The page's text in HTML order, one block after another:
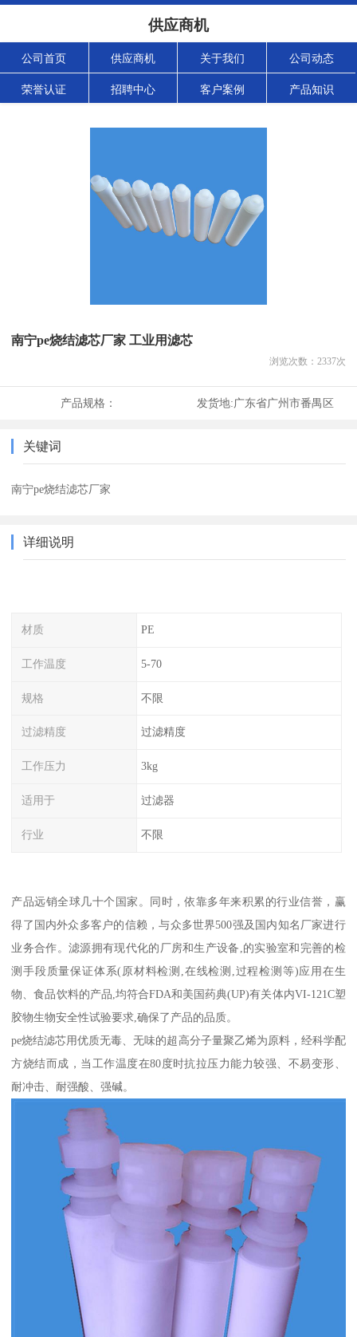
供应商机
公司首页 供应商机 关于我们 公司动态
荣誉认证 招聘中心 客户案例 产品知识
南宁pe烧结滤芯厂家 工业用滤芯
浏览次数： 2337次
产品规格： 发货地:广东省广州市番禺区
关键词
南宁pe烧结滤芯厂家
详细说明
材质 PE
工作温度 5-70
规格 不限
过滤精度 过滤精度
工作压力 3kg
适用于 过滤器
行业 不限
产品远销全球几十个国家。同时，依靠多年来积累的行业信誉，赢
得了国内外众多客户的信赖，与众多世界500强及国内知名厂家进行
业务合作。滤源拥有现代化的厂房和生产设备,的实验室和完善的检
测手段质量保证体系(原材料检测,在线检测,过程检测等)应用在生
物、食品饮料的产品,均符合FDA和美国药典(UP)有关体内VI-121C塑
胶物生物安全性试验要求,确保了产品的品质。
pe烧结滤芯用优质无毒、无味的超高分子量聚乙烯为原料，经科学配
方烧结而成，当工作温度在80度时抗拉压力能力较强、不易变形、
耐冲击、耐强酸、强碱。